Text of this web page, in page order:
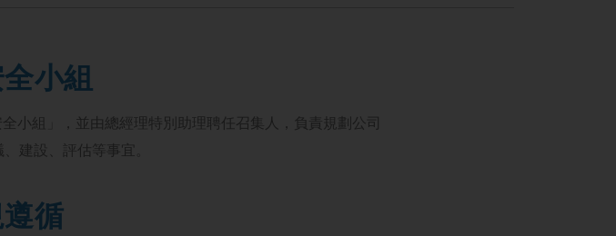
小組
小組」，並由總經理特別助理聘任召集人，負責規劃公司
建設、評估等事宜。
循